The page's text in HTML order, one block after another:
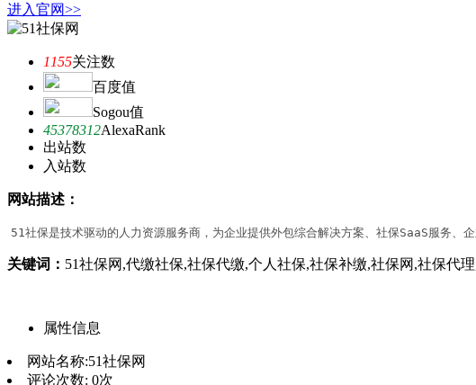
进入官网>>
1155关注数
百度值
Sogou值
45378312AlexaRank
出站数
入站数
网站描述：
51社保是技术驱动的人力资源服务商，为企业提供外包综合解决方案、社保SaaS服务、
关键词： 51社保网,代缴社保,社保代缴,个人社保,社保补缴,社保网,社保代理
属性信息
网站名称:51社保网
评论次数: 0次